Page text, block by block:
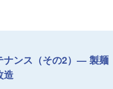
ナンス（その2）― 製麺
造